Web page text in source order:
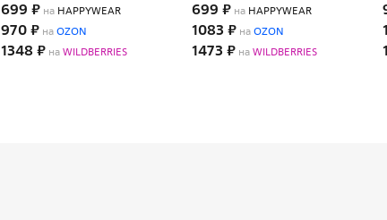
699 ₽ на HAPPYWEAR
970 ₽ наOZON
1348 ₽ наWILDBERRIES
699 ₽на HAPPYWEAR
1083 ₽наOZON
1473 ₽наWILDBERRIES